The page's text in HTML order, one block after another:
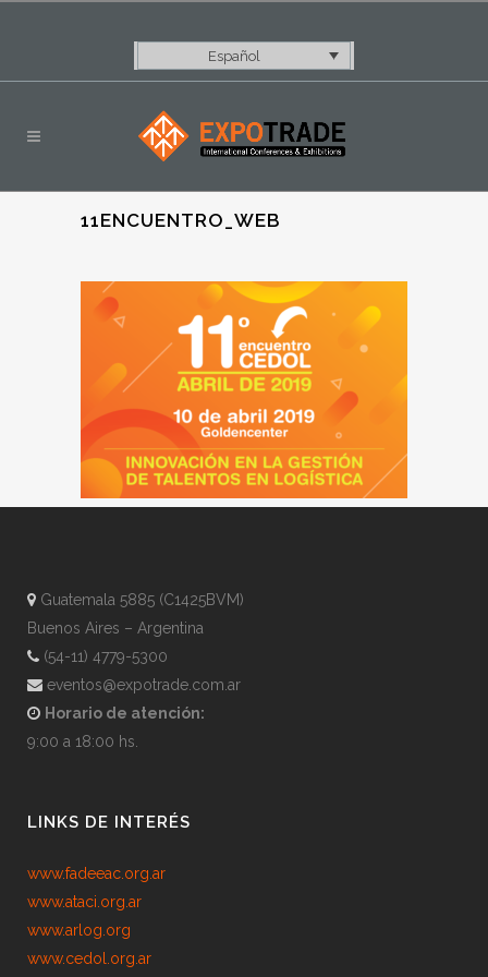
Español
11ENCUENTRO_WEB
Guatemala 5885 (C1425BVM)
Buenos Aires – Argentina
(54-11) 4779-5300
eventos@expotrade.com.ar
Horario de atención:
9:00 a 18:00 hs.
LINKS DE INTERÉS
www.fadeeac.org.ar
www.ataci.org.ar
www.arlog.org
www.cedol.org.ar